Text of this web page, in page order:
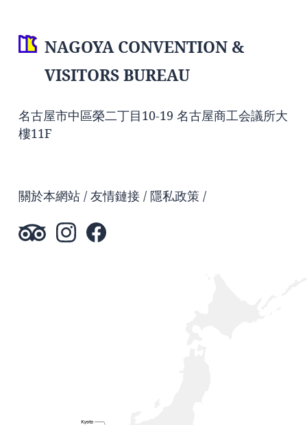
NAGOYA CONVENTION &
VISITORS BUREAU
名古屋市中區榮二丁目10-19 名古屋商工会議所大
樓11F
關於本網站 友情鏈接 隱私政策